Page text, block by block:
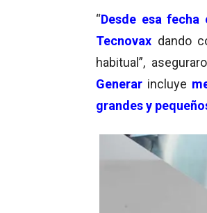
“Desde esa fecha
Tecnovax dando
habitual”,
Generar incluye
grandes y